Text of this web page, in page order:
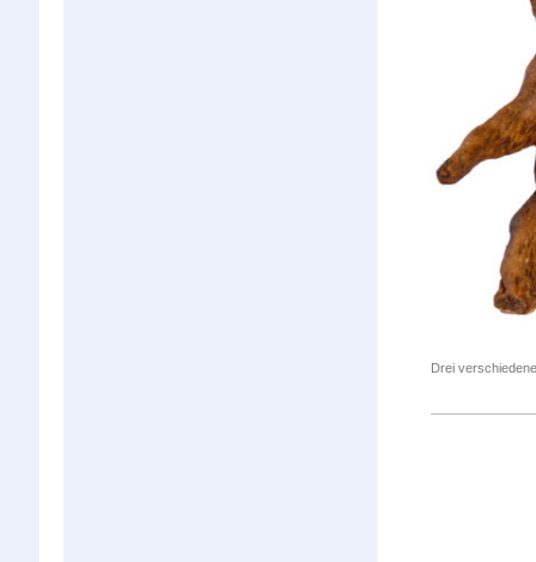
Drei